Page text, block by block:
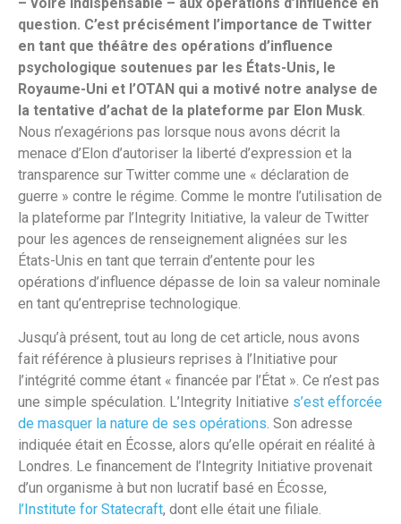
question. C’est précisément l’importance de Twitter
en tant que théâtre des opérations d’influence
psychologique soutenues par les États-Unis, le
Royaume-Uni et l’OTAN qui a motivé notre analyse de
la tentative d’achat de la plateforme par Elon Musk.
Nous n’exagérions pas lorsque nous avons décrit la
menace d’Elon d’autoriser la liberté d’expression et la
transparence sur Twitter comme une « déclaration de
guerre » contre le régime. Comme le montre l’utilisation de
la plateforme par l’Integrity Initiative, la valeur de Twitter
pour les agences de renseignement alignées sur les
États-Unis en tant que terrain d’entente pour les
opérations d’influence dépasse de loin sa valeur nominale
en tant qu’entreprise technologique.
Jusqu’à présent, tout au long de cet article, nous avons
fait référence à plusieurs reprises à l’Initiative pour
l’intégrité comme étant « financée par l’État ». Ce n’est pas
une simple spéculation. L’Integrity Initiative s’est efforcée
de masquer la nature de ses opérations. Son adresse
indiquée était en Écosse, alors qu’elle opérait en réalité à
Londres. Le financement de l’Integrity Initiative provenait
d’un organisme à but non lucratif basé en Écosse,
l’Institute for Statecraft, dont elle était une filiale.